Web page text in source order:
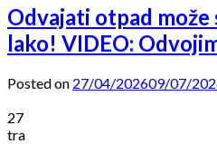
Odvajati otpad
lako! VIDEO:
Posted on 27/04/202609/07/
27
tra